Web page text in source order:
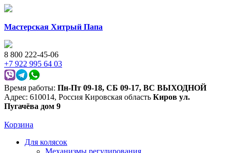
Мастерская Хитрый Папа
8 800 222-45-06
+7 922 995 64 03
Время работы: Пн-Пт 09-18, СБ 09-17, ВС ВЫХОДНОЙ
Адрес: 610014, Россия Кировская область Киров ул.
Пугачёва дом 9
Корзина
Для колясок
Механизмы регулирования